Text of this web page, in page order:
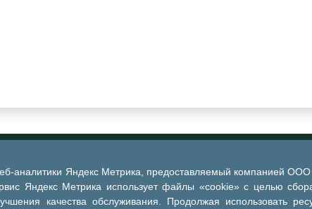
аналитики Яндекс Метрика, предоставляемый компанией
Яндекс Метрика использует файлы «cookie» с целью
качества обслуживания. Продолжая использовать